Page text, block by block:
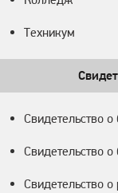
Техникум
Свидетельство о
Свидетельство
Свидетельство